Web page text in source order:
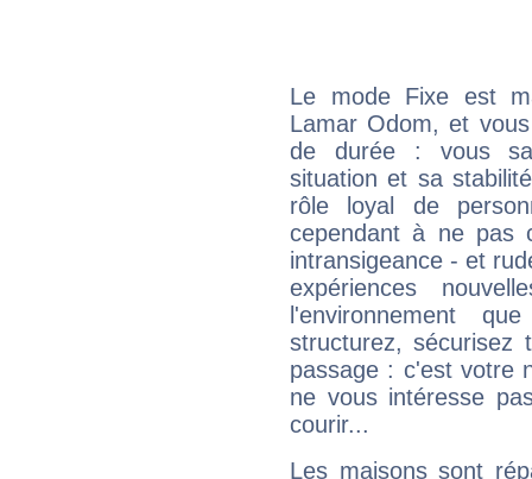
Le mode Fixe est
Lamar Odom, et
de durée : vous
situation et sa
rôle loyal de
cependant à ne pas
intransigeance - et
expériences
l'environnement
structurez, sécurisez
passage : c'est votre
ne vous intéresse
courir...
Les maisons sont